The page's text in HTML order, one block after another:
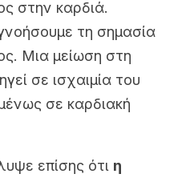
στην καρδιά.
τη σημασία
Μια μείωση στη
σε ισχαιμία του
σε καρδιακή
επίσης ότι η